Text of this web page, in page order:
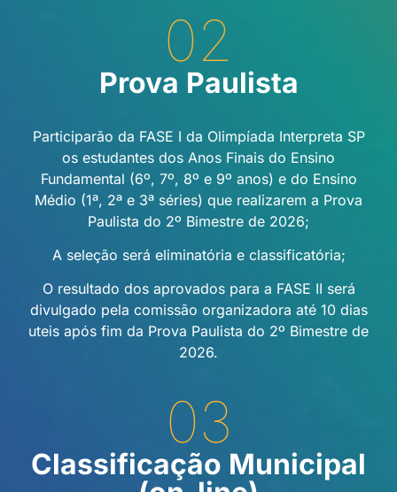
02
Prova Paulista
Participarão da FASE I da Olimpíada Interpreta SP
os estudantes dos Anos Finais do Ensino
Fundamental (6º, 7º, 8º e 9º anos) e do Ensino
Médio (1ª, 2ª e 3ª séries) que realizarem a Prova
Paulista do 2º Bimestre de 2026;
A seleção será eliminatória e classificatória;
O resultado dos aprovados para a FASE II será
divulgado pela comissão organizadora até 10 dias
uteis após fim da Prova Paulista do 2º Bimestre de
2026.
03
Classificação Municipal